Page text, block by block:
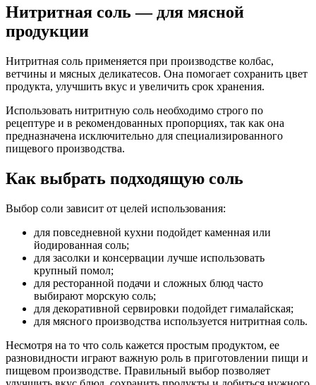
Нитритная соль — для мясной
продукции
Нитритная соль применяется при производстве колбас,
ветчины и мясных деликатесов. Она помогает сохранить цвет
продукта, улучшить вкус и увеличить срок хранения.
Использовать нитритную соль необходимо строго по
рецептуре и в рекомендованных пропорциях, так как она
предназначена исключительно для специализированного
пищевого производства.
Как выбрать подходящую соль
Выбор соли зависит от целей использования:
для повседневной кухни подойдет каменная или
йодированная соль;
для засолки и консервации лучше использовать
крупный помол;
для ресторанной подачи и сложных блюд часто
выбирают морскую соль;
для декоративной сервировки подойдет гималайская;
для мясного производства используется нитритная соль.
Несмотря на то что соль кажется простым продуктом, ее
разновидности играют важную роль в приготовлении пищи и
пищевом производстве. Правильный выбор позволяет